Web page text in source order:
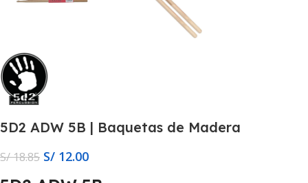
5D2 ADW 5B | Baquetas de Madera
S/18.85 S/ 12.00